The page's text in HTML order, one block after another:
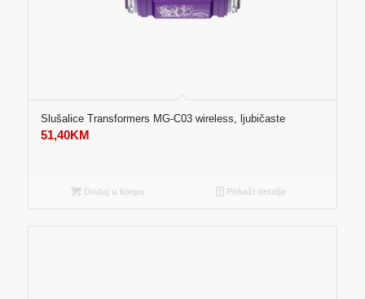
Slušalice Transformers MG-C03 wireless, ljubičaste
51,40KM
Dodaj u korpu Pokaži detalje